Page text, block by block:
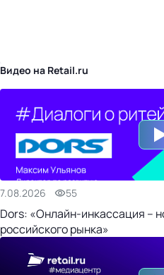
Видео на Retail.ru
7.08.2026 55
Dors: «Онлайн-инкассация –
российского рынка»